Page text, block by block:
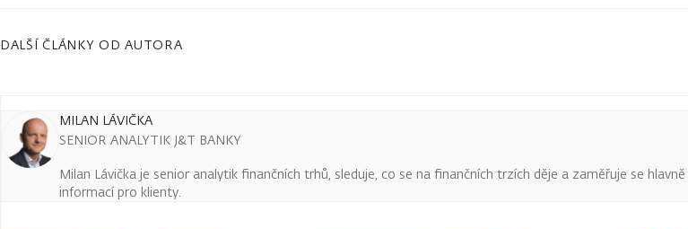
DALŠÍ ČLÁNKY OD AUTORA
MILAN LÁVIČKA
SENIOR ANALYTIK J&T BANKY
Milan Lávička je senior analytik finančních trhů, sleduje, co se na finančních trzích děje a zaměřuje se
informací pro klienty.